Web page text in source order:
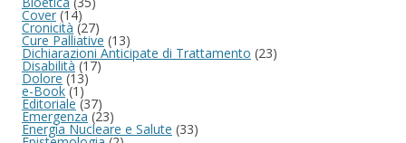
Cover(14)
Cronicità (27)
Cure Palliative (13)
Dichiarazioni Anticipate di Trattamento (23)
Disabilità(17)
Dolore(13)
e-Book(1)
Editoriale (37)
Emergenza (23)
Energia Nucleare e Salute (33)